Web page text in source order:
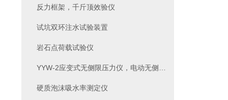
反力框架，千斤顶效验仪
试坑双环注水试验装置
岩石点荷载试验仪
硬质泡沫吸水率测定仪